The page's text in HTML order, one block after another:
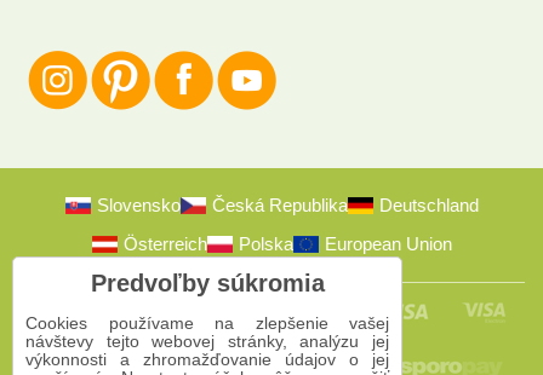
Slovensko Česká Republika
Deutschland
Österreich
Polska European Union
Predvoľby súkromia
Cookies používame na zlepšenie vašej
návštevy tejto webovej stránky, analýzu jej
výkonnosti a zhromažďovanie údajov o jej